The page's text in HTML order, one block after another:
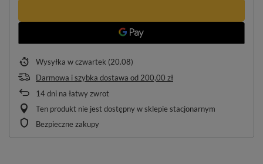
Wysyłka w czwartek (20.08)
Darmowa i szybka dostawa od 200,00 zł
14dni na łatwy zwrot
Ten produkt nie jest dostępny w sklepie stacjonarnym
Bezpieczne zakupy